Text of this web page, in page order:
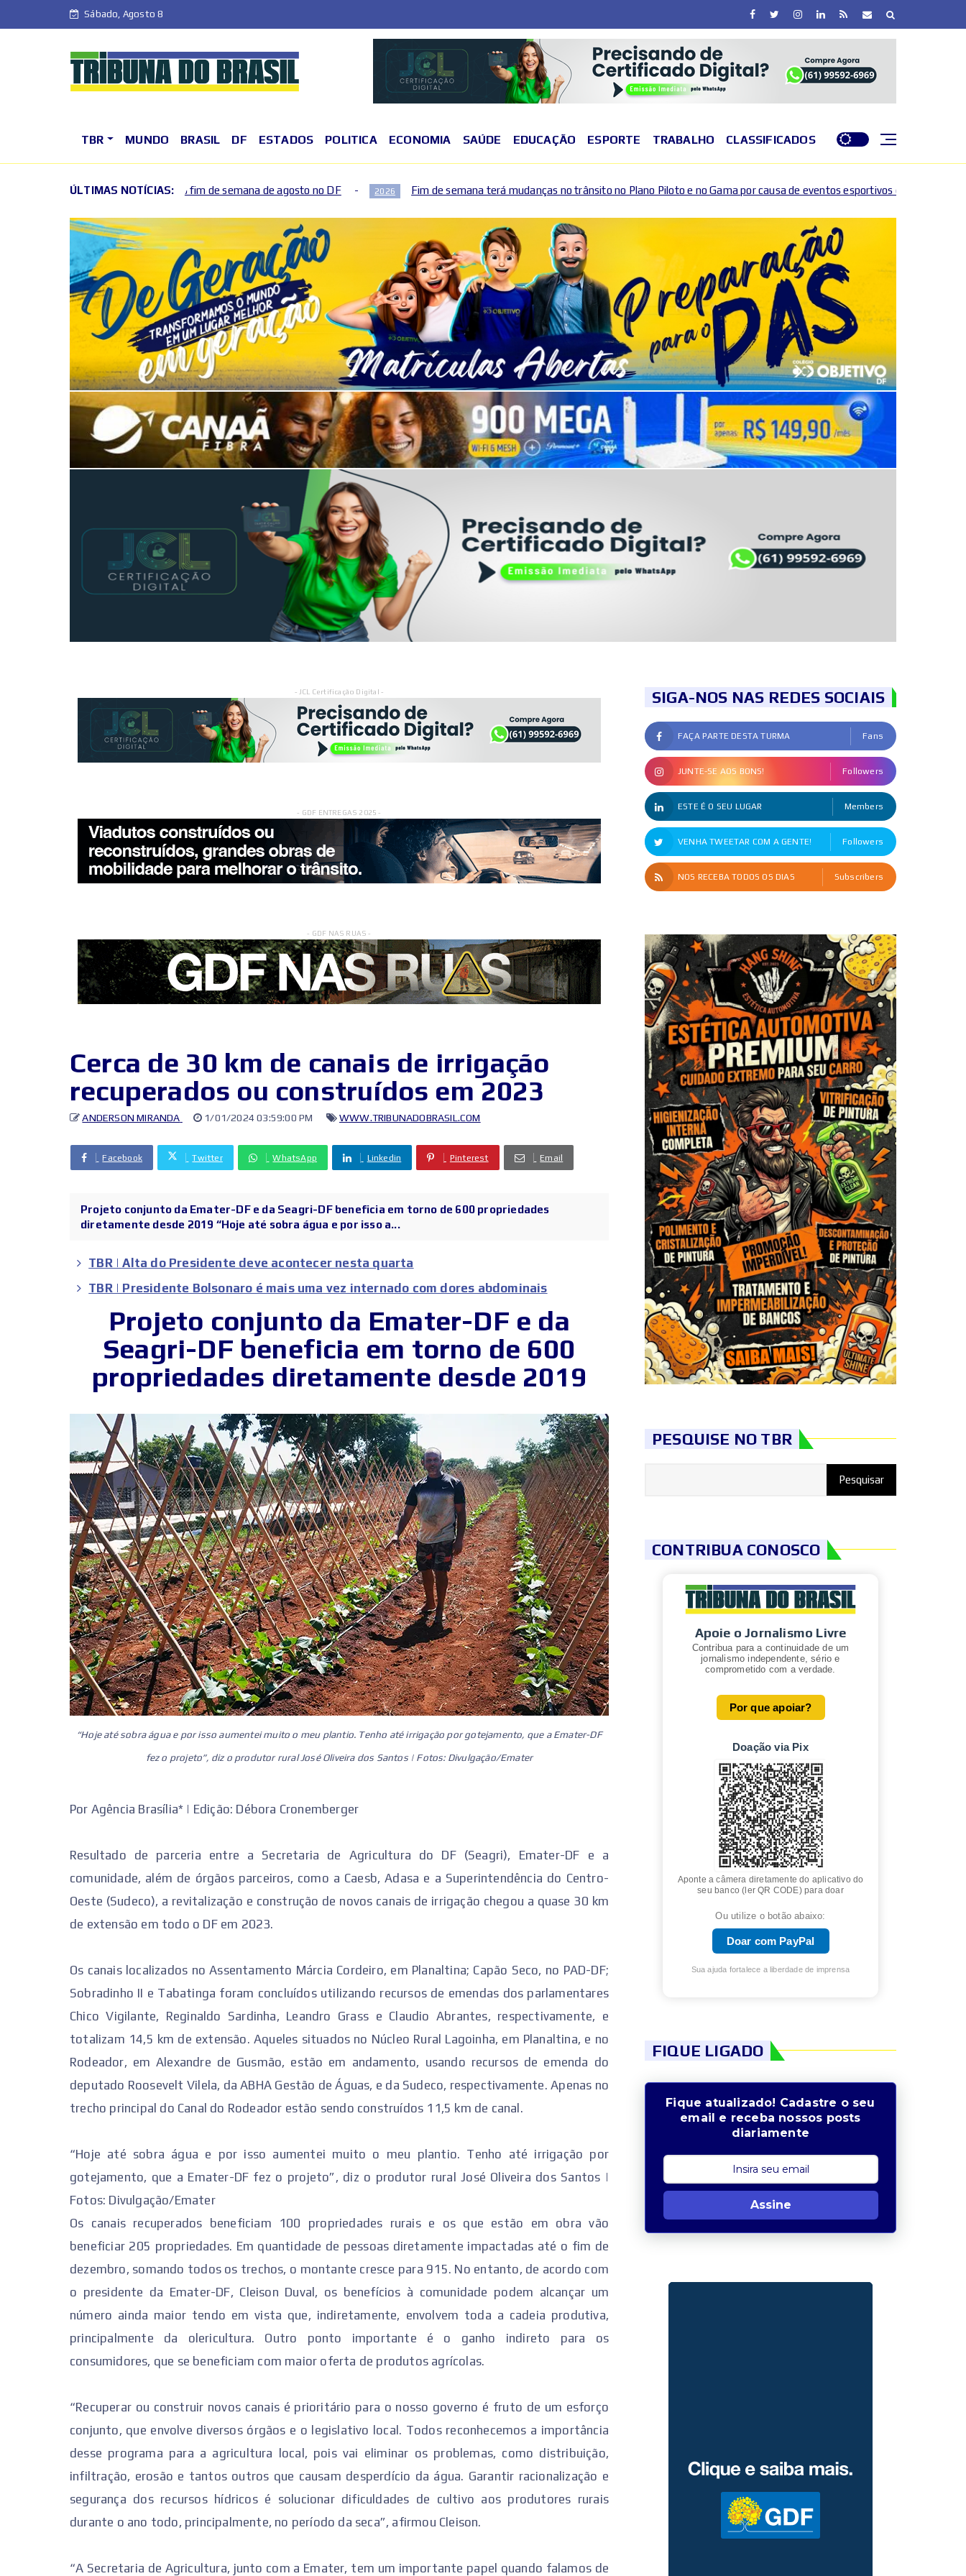
Sábado, Agosto 8
TBR MUNDO BRASIL DF ESTADOS POLITICA ECONOMIA SAÚDE EDUCAÇÃO ESPORTE TRABALHO CLASSIFICADOS
ÚLTIMAS NOTÍCIAS:
o primeiro fim de semana de agosto no DF 2026 Fim de semana terá mudanças no trânsito no Plano Piloto e no Gama por causa de eventos esportivos e culturais 2026
- JCL Certificação Digital -
- GDF ENTREGAS 2025 -
- GDF NAS RUAS -
Cerca de 30 km de canais de irrigação
recuperados ou construídos em 2023
ANDERSON MIRANDA 1/01/2024 03:59:00 PM WWW.TRIBUNADOBRASIL.COM
Facebook Twitter WhatsApp Linkedin Pinterest Email
Projeto conjunto da Emater-DF e da Seagri-DF beneficia em torno de 600 propriedades
diretamente desde 2019 “Hoje até sobra água e por isso a...
TBR | Alta do Presidente deve acontecer nesta quarta
TBR | Presidente Bolsonaro é mais uma vez internado com dores abdominais
Projeto conjunto da Emater-DF e da
Seagri-DF beneficia em torno de 600
propriedades diretamente desde 2019
“Hoje até sobra água e por isso aumentei muito o meu plantio. Tenho até irrigação por gotejamento, que a Emater-DF
fez o projeto”, diz o produtor rural José Oliveira dos Santos | Fotos: Divulgação/Emater
Por Agência Brasília* | Edição: Débora Cronemberger
Resultado de parceria entre a Secretaria de Agricultura do DF (Seagri), Emater-DF e a
comunidade, além de órgãos parceiros, como a Caesb, Adasa e a Superintendência do Centro-
Oeste (Sudeco), a revitalização e construção de novos canais de irrigação chegou a quase 30 km
de extensão em todo o DF em 2023.
Os canais localizados no Assentamento Márcia Cordeiro, em Planaltina; Capão Seco, no PAD-DF;
Sobradinho II e Tabatinga foram concluídos utilizando recursos de emendas dos parlamentares
Chico Vigilante, Reginaldo Sardinha, Leandro Grass e Claudio Abrantes, respectivamente, e
totalizam 14,5 km de extensão. Aqueles situados no Núcleo Rural Lagoinha, em Planaltina, e no
Rodeador, em Alexandre de Gusmão, estão em andamento, usando recursos de emenda do
deputado Roosevelt Vilela, da ABHA Gestão de Águas, e da Sudeco, respectivamente. Apenas no
trecho principal do Canal do Rodeador estão sendo construídos 11,5 km de canal.
“Hoje até sobra água e por isso aumentei muito o meu plantio. Tenho até irrigação por
gotejamento, que a Emater-DF fez o projeto”, diz o produtor rural José Oliveira dos Santos |
Fotos: Divulgação/Emater
Os canais recuperados beneficiam 100 propriedades rurais e os que estão em obra vão
beneficiar 205 propriedades. Em quantidade de pessoas diretamente impactadas até o fim de
dezembro, somando todos os trechos, o montante cresce para 915. No entanto, de acordo com
o presidente da Emater-DF, Cleison Duval, os benefícios à comunidade podem alcançar um
número ainda maior tendo em vista que, indiretamente, envolvem toda a cadeia produtiva,
principalmente da olericultura. Outro ponto importante é o ganho indireto para os
consumidores, que se beneficiam com maior oferta de produtos agrícolas.
“Recuperar ou construir novos canais é prioritário para o nosso governo é fruto de um esforço
conjunto, que envolve diversos órgãos e o legislativo local. Todos reconhecemos a importância
desse programa para a agricultura local, pois vai eliminar os problemas, como distribuição,
infiltração, erosão e tantos outros que causam desperdício da água. Garantir racionalização e
segurança dos recursos hídricos é solucionar dificuldades de cultivo aos produtores rurais
durante o ano todo, principalmente, no período da seca”, afirmou Cleison.
“A Secretaria de Agricultura, junto com a Emater, tem um importante papel quando falamos de
SIGA-NOS NAS REDES SOCIAIS
FAÇA PARTE DESTA TURMA Fans
JUNTE-SE AOS BONS! Followers
ESTE É O SEU LUGAR Members
VENHA TWEETAR COM A GENTE! Followers
NOS RECEBA TODOS OS DIAS Subscribers
PESQUISE NO TBR
CONTRIBUA CONOSCO
Apoie o Jornalismo Livre
Contribua para a continuidade de um
jornalismo independente, sério e
comprometido com a verdade.
Por que apoiar?
Doação via Pix
Aponte a câmera diretamente do aplicativo do
seu banco (ler QR CODE) para doar
Ou utilize o botão abaixo:
Doar com PayPal
Sua ajuda fortalece a liberdade de imprensa
FIQUE LIGADO
Fique atualizado! Cadastre o seu
email e receba nossos posts
diariamente
Assine